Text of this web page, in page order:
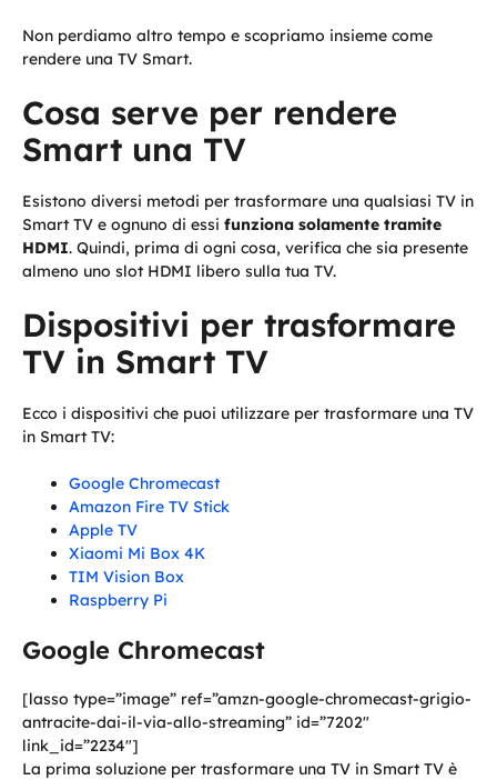
Non perdiamo altro tempo e scopriamo insieme come
rendere una TV Smart.
Cosa serve per rendere
Smart una TV
Esistono diversi metodi per trasformare una qualsiasi TV in
Smart TV e ognuno di essi funziona solamente tramite
HDMI. Quindi, prima di ogni cosa, verifica che sia presente
almeno uno slot HDMI libero sulla tua TV.
Dispositivi per trasformare
TV in Smart TV
Ecco i dispositivi che puoi utilizzare per trasformare una TV
in Smart TV:
Google Chromecast
Amazon Fire TV Stick
Apple TV
Xiaomi Mi Box 4K
TIM Vision Box
Raspberry Pi
Google Chromecast
[lasso type=”image” ref=”amzn-google-chromecast-grigio-
antracite-dai-il-via-allo-streaming” id=”7202″
link_id=”2234″]
La prima soluzione per trasformare una TV in Smart TV è